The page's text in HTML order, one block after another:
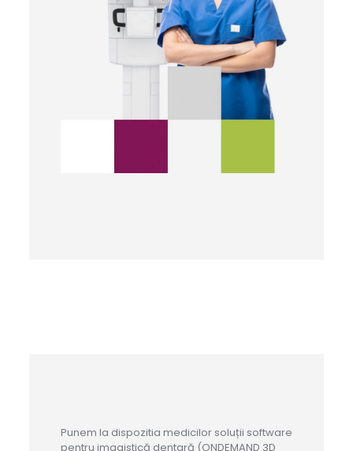
Punem la dispozitia medicilor soluții software
pentru imagistică dentară (ONDEMAND 3D